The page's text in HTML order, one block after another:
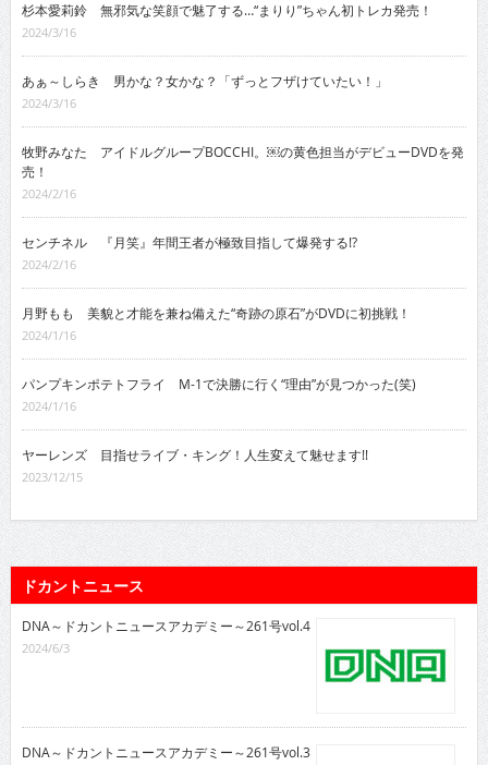
杉本愛莉鈴 無邪気な笑顔で魅了する…“まりり”ちゃん初トレカ発売！
2024/3/16
あぁ～しらき 男かな？女かな？「ずっとフザけていたい！」
2024/3/16
牧野みなた アイドルグループBOCCHI。￼の黄色担当がデビューDVDを発
売！
2024/2/16
センチネル 『月笑』年間王者が極致目指して爆発する!?
2024/2/16
月野もも 美貌と才能を兼ね備えた“奇跡の原石”がDVDに初挑戦！
2024/1/16
パンプキンポテトフライ M-1で決勝に行く“理由”が見つかった(笑)
2024/1/16
ヤーレンズ 目指せライブ・キング！人生変えて魅せます!!
2023/12/15
ドカントニュース
DNA～ドカントニュースアカデミー～261号vol.4
2024/6/3
DNA～ドカントニュースアカデミー～261号vol.3